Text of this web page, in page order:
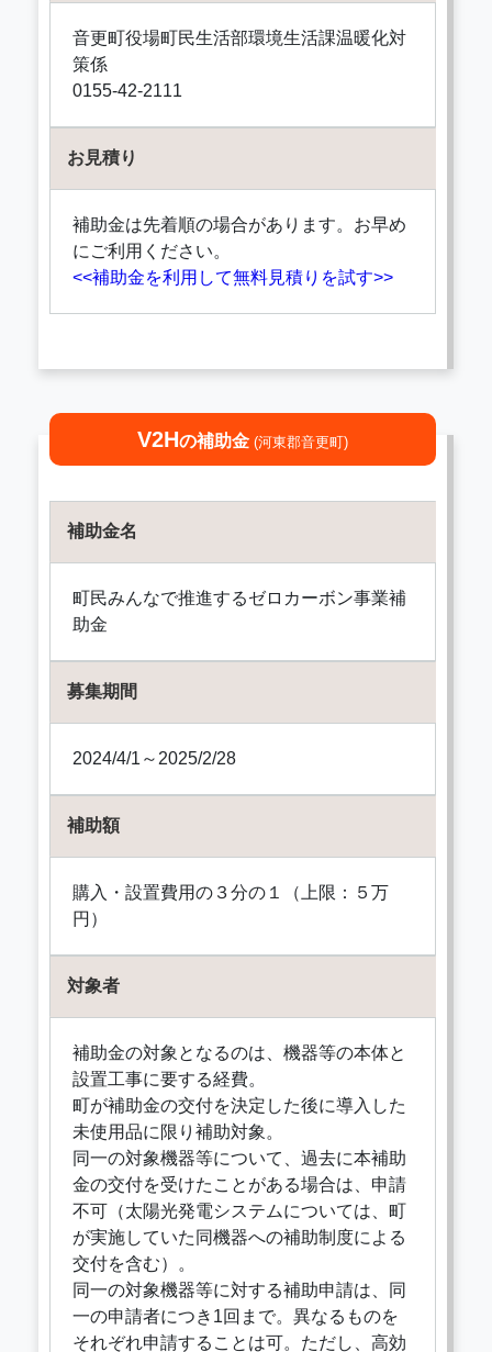
音更町役場町民生活部環境生活課温暖化対
策係
0155-42-2111
お見積り
補助金は先着順の場合があります。お早め
にご利用ください。
<<補助金を利用して無料見積りを試す>>
V2Hの補助金 (河東郡音更町)
補助金名
町民みんなで推進するゼロカーボン事業補
助金
募集期間
2024/4/1～2025/2/28
補助額
購入・設置費用の３分の１（上限：５万
円）
対象者
補助金の対象となるのは、機器等の本体と
設置工事に要する経費。
町が補助金の交付を決定した後に導入した
未使用品に限り補助対象。
同一の対象機器等について、過去に本補助
金の交付を受けたことがある場合は、申請
不可（太陽光発電システムについては、町
が実施していた同機器への補助制度による
交付を含む）。
同一の対象機器等に対する補助申請は、同
一の申請者につき1回まで。異なるものを
それぞれ申請することは可。ただし、高効